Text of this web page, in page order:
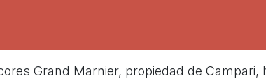
Grand Marnier, propiedad de Campari,